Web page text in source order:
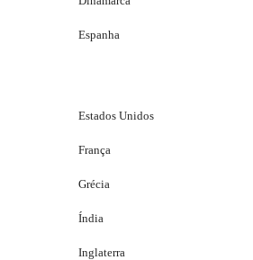
Espanha
Estados Unidos
França
Grécia
Índia
Inglaterra